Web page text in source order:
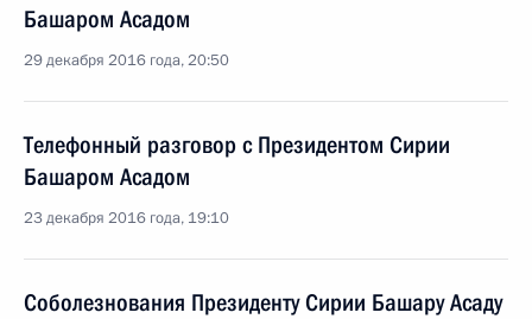
Башаром Асадом
29 декабря 2016 года, 20:50
Телефонный разговор с Президентом Сирии
Башаром Асадом
23 декабря 2016 года, 19:10
Соболезнования Президенту Сирии Башару Асаду